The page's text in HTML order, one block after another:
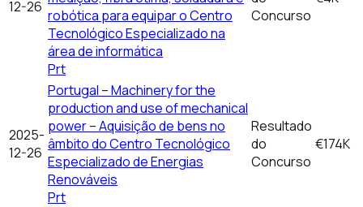
12-26 robótica para equipar o Centro
Tecnológico Especializado na
área de informática
Prt
Concurso
2025-
12-26
Portugal – Machinery for the
production and use of mechanical
power – Aquisição de bens no
âmbito do Centro Tecnológico
Especializado de Energias
Renováveis
Prt
Resultado
do
Concurso
€174K